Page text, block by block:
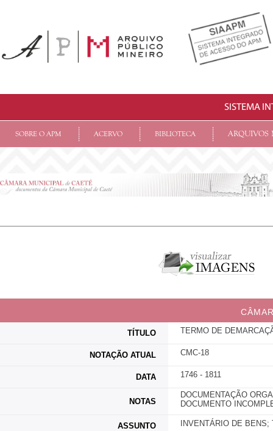
SISTEMA
SOBRE O APM ACERVO BIBLIOTECA ARQUIVOS
TÍTULO TERMO DE
NOTAÇÃO ATUAL CMC-18
DATA 1746 - 1811
NOTAS
DOCUMENTAÇÃO
DOCUMENTO
ASSUNTO INVENTÁRIO DE